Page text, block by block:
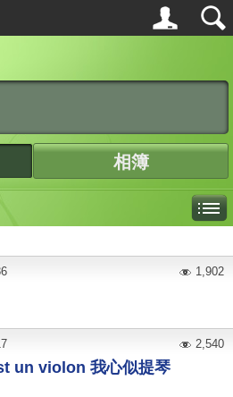
相簿
1,902
un violon 我心似提琴
2,540